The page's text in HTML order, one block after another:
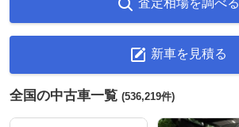
査定相場を調べる
新車を見積る
全国の中古車一覧 (536,219件)